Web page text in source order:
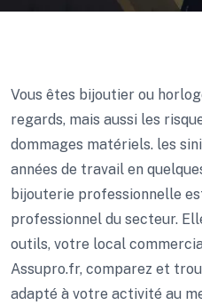
Vous êtes bijoutier ou
regards, mais aussi les
dommages matériels. les
années de travail en
bijouterie professionnelle
professionnel du secteur.
outils, votre local
Assupro.fr, comparez et
adapté à votre activité au